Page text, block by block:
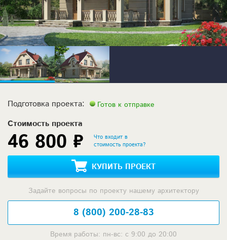
Подготовка проекта: Готов к отправке
Стоимость проекта
46 800 ₽
Что входит в
стоимость проекта?
КУПИТЬ ПРОЕКТ
Задайте вопросы по проекту нашему архитектору
8 (800) 200-28-83
Время работы: пн-вс: с 9:00 до 20:00